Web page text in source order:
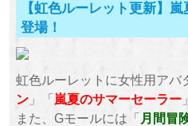
【虹色ルーレット更新】
登場！
虹色ルーレットに女性用アバ
ン」「嵐夏のサマーセーラー
また、Gモールには「 月間冒